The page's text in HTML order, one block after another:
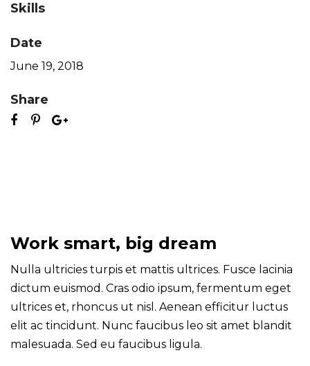
Skills
Date
June 19, 2018
Share
Work smart, big dream
Nulla ultricies turpis et mattis ultrices. Fusce lacinia
dictum euismod. Cras odio ipsum, fermentum eget
ultrices et, rhoncus ut nisl. Aenean efficitur luctus
elit ac tincidunt. Nunc faucibus leo sit amet blandit
malesuada. Sed eu faucibus ligula.